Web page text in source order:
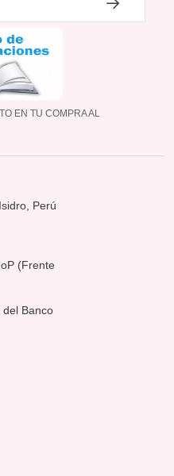
EN TU COMPRA AL
Perú
(Frente
del Banco